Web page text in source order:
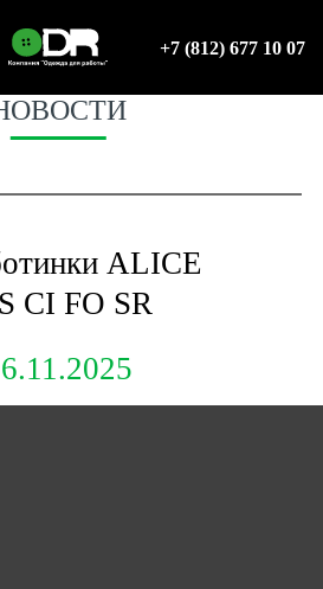
+7 (812) 677 10 07
ALICE
CI FO SR